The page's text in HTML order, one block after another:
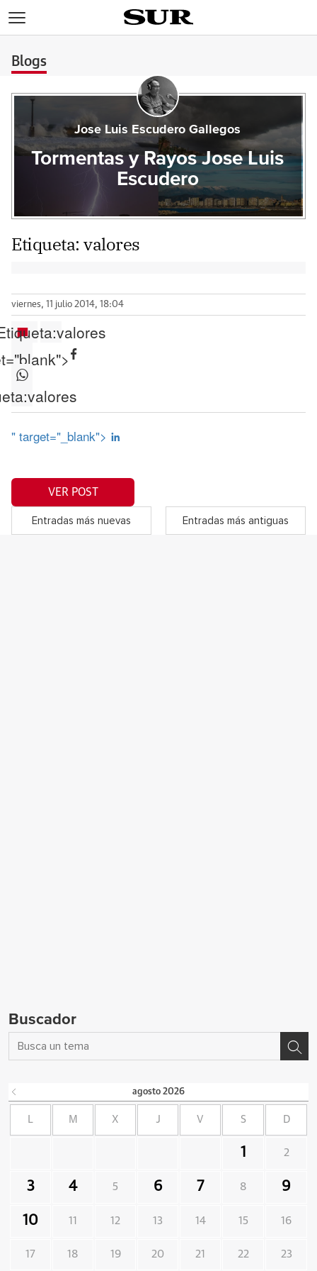
Blogs
Jose Luis Escudero Gallegos
Tormentas y Rayos Jose Luis
Escudero
Etiqueta:valores
viernes, 11 julio 2014, 18:04
valores
valores
" target="_blank">
VER POST
Entradas más nuevas Entradas más antiguas
Buscador
agosto 2026
L M X J V S D
1 2
3 4 5 6 7 8 9
10 11 12 13 14 15 16
17 18 19 20 21 22 23